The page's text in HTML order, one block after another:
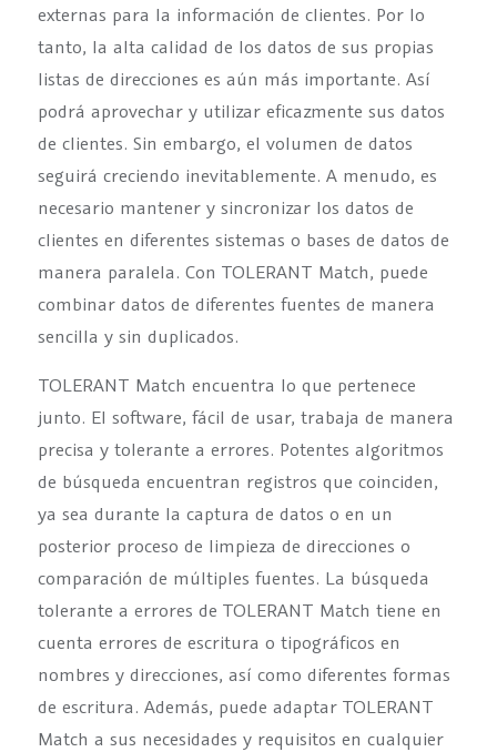
externas para la información de clientes. Por lo
tanto, la alta calidad de los datos de sus propias
listas de direcciones es aún más importante. Así
podrá aprovechar y utilizar eficazmente sus datos
de clientes. Sin embargo, el volumen de datos
seguirá creciendo inevitablemente. A menudo, es
necesario mantener y sincronizar los datos de
clientes en diferentes sistemas o bases de datos de
manera paralela. Con TOLERANT Match, puede
combinar datos de diferentes fuentes de manera
sencilla y sin duplicados.
TOLERANT Match encuentra lo que pertenece
junto. El software, fácil de usar, trabaja de manera
precisa y tolerante a errores. Potentes algoritmos
de búsqueda encuentran registros que coinciden,
ya sea durante la captura de datos o en un
posterior proceso de limpieza de direcciones o
comparación de múltiples fuentes. La búsqueda
tolerante a errores de TOLERANT Match tiene en
cuenta errores de escritura o tipográficos en
nombres y direcciones, así como diferentes formas
de escritura. Además, puede adaptar TOLERANT
Match a sus necesidades y requisitos en cualquier